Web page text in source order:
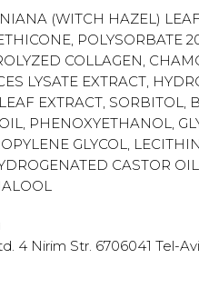
(WITCH HAZEL)
POLYSORBATE
COLLAGEN,
LYSATE EXTRACT,
EXTRACT,
PHENOXYETHANOL,
GLYCOL,
CASTOR
4 Nirim Str. 6706041 Tel-